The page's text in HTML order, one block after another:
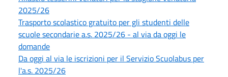
2025/26
Trasporto scolastico gratuito per gli studenti delle
scuole secondarie a.s. 2025/26 - al via da oggi le
domande
Da oggi al via le iscrizioni per il Servizio Scuolabus per
l'a.s. 2025/26